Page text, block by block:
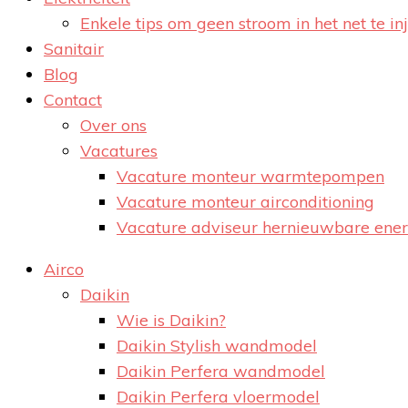
Enkele tips om geen stroom in het net te
Sanitair
Blog
Contact
Over ons
Vacatures
Vacature monteur warmtepompen
Vacature monteur airconditioning
Vacature adviseur hernieuwbare
Airco
Daikin
Wie is Daikin?
Daikin Stylish wandmodel
Daikin Perfera wandmodel
Daikin Perfera vloermodel